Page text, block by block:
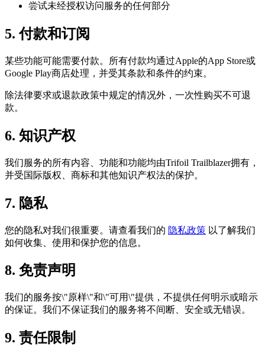
尝试未经授权访问服务的任何部分
5. 付款和订阅
某些功能可能需要付款。所有付款均通过Apple的App Store或
Google Play商店处理，并受其条款和条件的约束。
除法律要求或退款政策中规定的情况外，一次性购买不可退
款。
6. 知识产权
我们服务的所有内容、功能和功能均由Trifoil Trailblazer拥有，
并受国际版权、商标和其他知识产权法的保护。
7. 隐私
您的隐私对我们很重要。请查看我们的 隐私政策 以了解我们
如何收集、使用和保护您的信息。
8. 免责声明
我们的服务按\"原样\"和\"可用\"提供，不提供任何明示或暗示
的保证。我们不保证我们的服务将不间断、安全或无错误。
9. 责任限制